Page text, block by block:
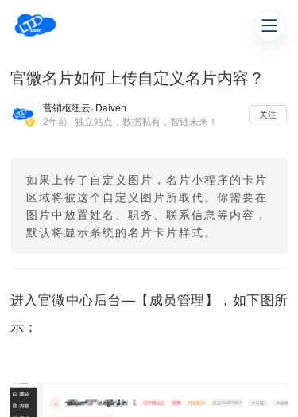
官微名片如何上传自定义名片内容？
营销枢纽云· Daiven
2年前 · 独立站点，数据私有，智链未来！
关注
如果上传了自定义图片，名片小程序的卡片
区域将被这个自定义图片所取代。你需要在
图片中放置姓名、职务、联系信息等内容，
默认将显示系统的名片卡片样式。
进入官微中心后台—【成员管理】，如下图所
示：